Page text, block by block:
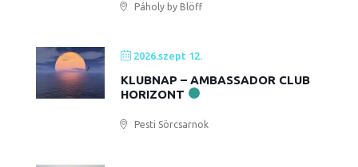
Páholy by Blöff
2026.szept 12.
KLUBNAP – AMBASSADOR CLUB
HORIZONT
Pesti Sörcsarnok